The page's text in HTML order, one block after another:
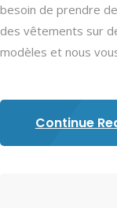
besoin de prendre
des vêtements sur
modèles et nous
Continue